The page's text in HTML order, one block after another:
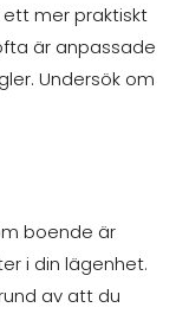
mer praktiskt
är anpassade
Undersök om
boende är
i din lägenhet.
av att du